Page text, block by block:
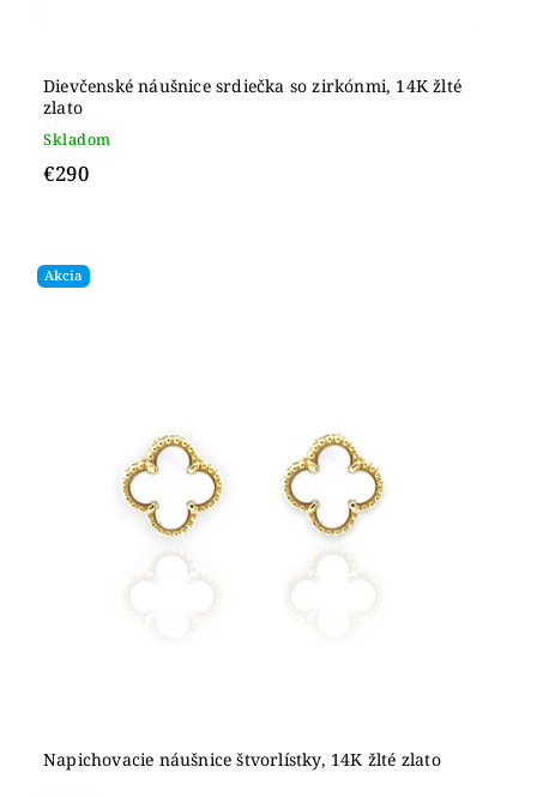
Dievčenské náušnice srdiečka so zirkónmi, 14K žlté
zlato
Skladom
€290
Akcia
Napichovacie náušnice štvorlístky, 14K žlté zlato